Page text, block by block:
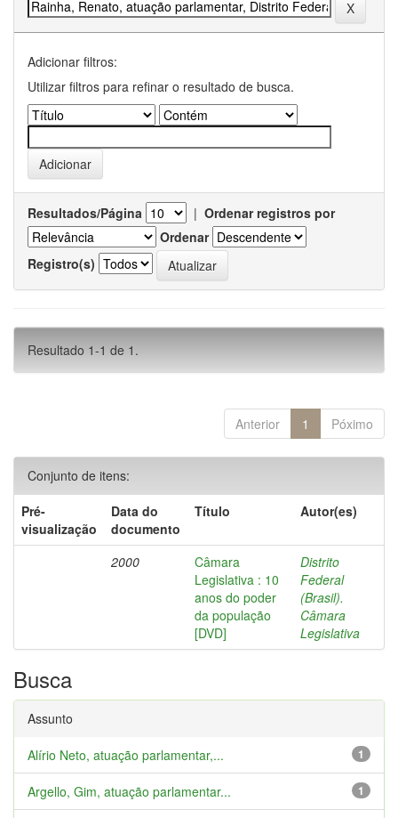
Adicionar filtros:
Utilizar filtros para refinar o resultado de busca.
Resultados/Página | Ordenar registros por
Ordenar
Registro(s)
Resultado 1-1 de 1.
Anterior 1 Póximo
Conjunto de itens:
Pré-
visualização
Data do
documento
Título Autor(es)
2000
Câmara
Legislativa : 10
anos do poder
da população
[DVD]
Distrito
Federal
(Brasil).
Câmara
Legislativa
Busca
Assunto
1
Alírio Neto, atuação parlamentar,...
1
Argello, Gim, atuação parlamentar...